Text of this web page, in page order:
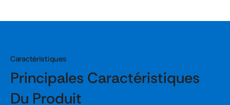
Caractéristiques
Principales Caractéristiques
Du Produit